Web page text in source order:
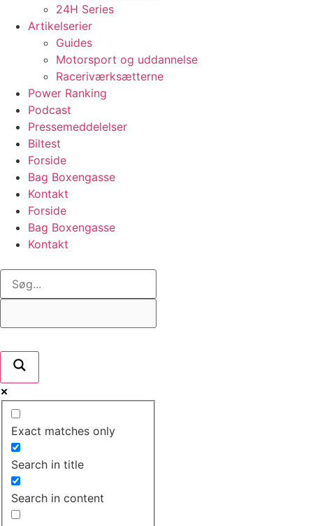
24H Series
Artikelserier
Guides
Motorsport og uddannelse
Raceriværksætterne
Power Ranking
Podcast
Pressemeddelelser
Biltest
Forside
Bag Boxengasse
Kontakt
Forside
Bag Boxengasse
Kontakt
Exact matches only
Search in title
Search in content